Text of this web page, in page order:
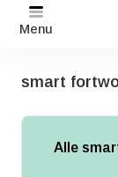
Menu
smart
Alle